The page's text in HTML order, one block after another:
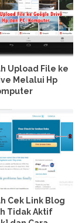
Upload File ke
Melalui Hp
Cek Link Blog
Tidak Aktif